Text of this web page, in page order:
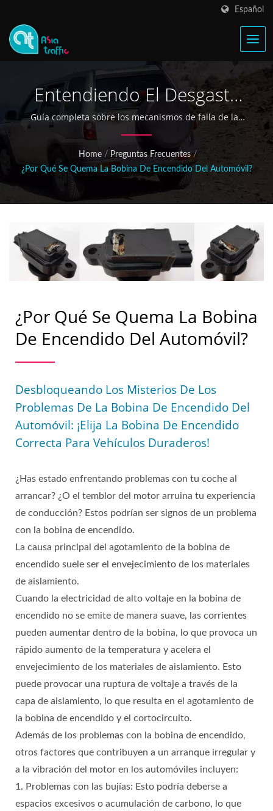
Español
Entendiendo El Desgaste
De La Bobina De
Encendido: Causas,
Prevención Y Soluciones
Guía completa sobre los mecanismos de falla de las
bobinas de encendido y cómo seleccionar bobinas de
reemplazo de alto rendimiento para un rendimiento
óptimo del motor
Home / Preguntas Frecuentes /
¿Por Qué Se Quema La Bobina De Encendido Del Automóvil?
¿Por Qué Se Quema La Bobina
De Encendido Del Automóvil?
Desbloqueando Los Misterios De Los
Problemas De La Bobina De Encendido Del
Automóvil: ¡Elija La Bobina De Encendido
Correcta Para Vehículos Duraderos!
¿Has estado enfrentando problemas con tu coche al
arrancar? ¿O el temblor del motor arruina tu experiencia
de conducción? Estos podrían ser signos de un problema
con la bobina de encendido.
La causa principal del agotamiento de la bobina de
encendido suele ser el envejecimiento de los materiales
de aislamiento.
Cuando la electricidad de alto voltaje en la bobina de
encendido no se emite de manera suave, las corrientes
pueden aumentar dentro de la bobina, lo que provoca un
rápido aumento de la temperatura y acelera el
envejecimiento de los materiales de aislamiento. Esto
puede provocar una ruptura de voltaje a través de la
capa de aislamiento, lo que resulta en el agotamiento de
la bobina de encendido y el cortocircuito.
Además de los problemas con la bobina de encendido,
otros factores que contribuyen a un arranque irregular y
a la vibración del motor en los automóviles incluyen:
1. Problemas con las bujías: Esto podría deberse a
espacios excesivos o acumulación de carbono, lo que